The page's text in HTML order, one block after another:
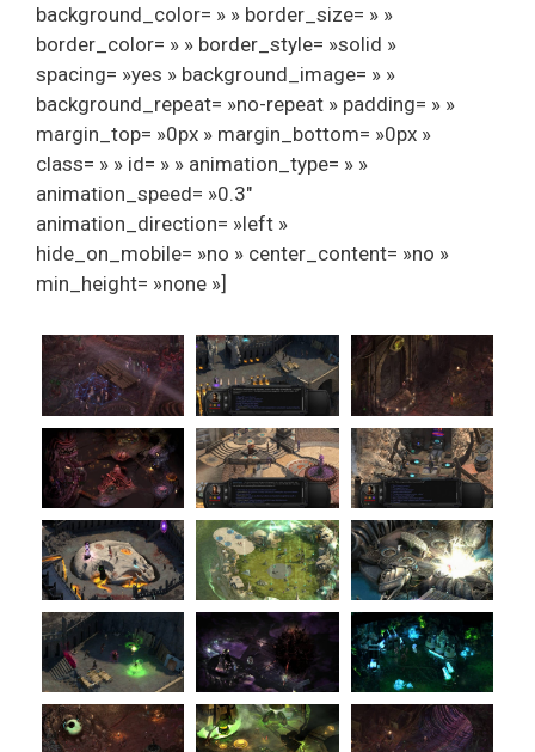
background_color= » » border_size= » »
border_color= » » border_style= »solid »
spacing= »yes » background_image= » »
background_repeat= »no-repeat » padding= » »
margin_top= »0px » margin_bottom= »0px »
class= » » id= » » animation_type= » »
animation_speed= »0.3″
animation_direction= »left »
hide_on_mobile= »no » center_content= »no »
min_height= »none »]